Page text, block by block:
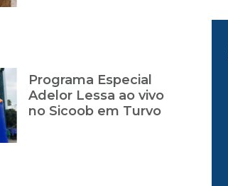
Programa Especial
Adelor Lessa ao vivo
no Sicoob em Turvo